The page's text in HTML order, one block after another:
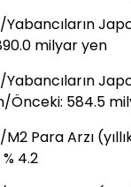
milyar yen
Önceki: 584.5
Para Arzı
4.2